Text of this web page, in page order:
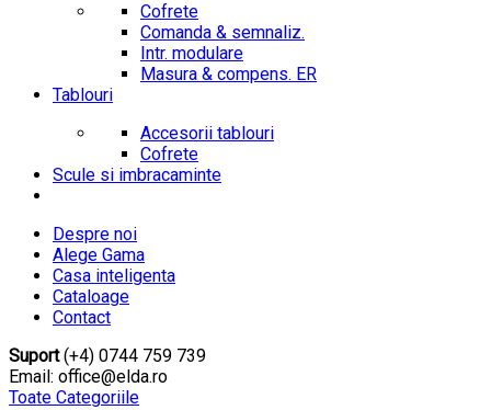
Cofrete
Comanda & semnaliz.
Intr. modulare
Masura & compens. ER
Tablouri
Accesorii tablouri
Cofrete
Scule si imbracaminte
Despre noi
Alege Gama
Casa inteligenta
Cataloage
Contact
Suport(+4) 0744 759 739
Email: office@elda.ro
Toate Categoriile